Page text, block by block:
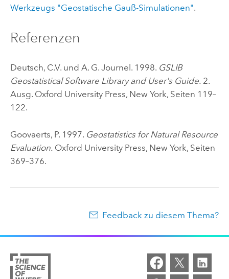
Werkzeugs "Geostatische Gauß-Simulationen".
Referenzen
Deutsch, C.V. und A. G. Journel. 1998. GSLIB
Geostatistical Software Library and User's Guide.2.
Ausg. Oxford University Press, New York, Seiten 119–
122.
Goovaerts, P. 1997. Geostatistics for Natural Resource
Evaluation.Oxford University Press, New York, Seiten
369–376.
Feedback zu diesem Thema?